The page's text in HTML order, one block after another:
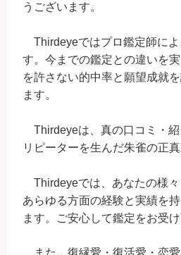
うございます。
Thirdeyeではプロ鑑定師によ
す。今までの鑑定との違いを
を許さない的中率と願望成就
ます。
Thirdeyeは、真の口コミ・
リピーターを生んだ朱雀の正真
Thirdeyeでは、あなたの様
あらゆる方面の経験と実績を
ます。ご安心して鑑定をお受け